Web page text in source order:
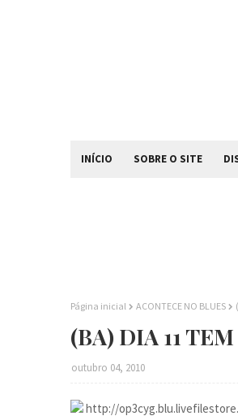
INÍCIO SOBRE O SITE
Página inicial ACONTECE NO BLUES
(BA) DIA 11
outubro 04, 2010